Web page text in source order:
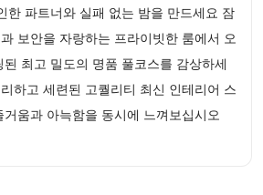
한 파트너와 실패 없는 밤을 만드세요 잠
보안을 자랑하는 프라이빗한 룸에서 오
최고 밀도의 명품 풀코스를 감상하세
하고 세련된 고퀄리티 최신 인테리어 스
움과 아늑함을 동시에 느껴보십시오